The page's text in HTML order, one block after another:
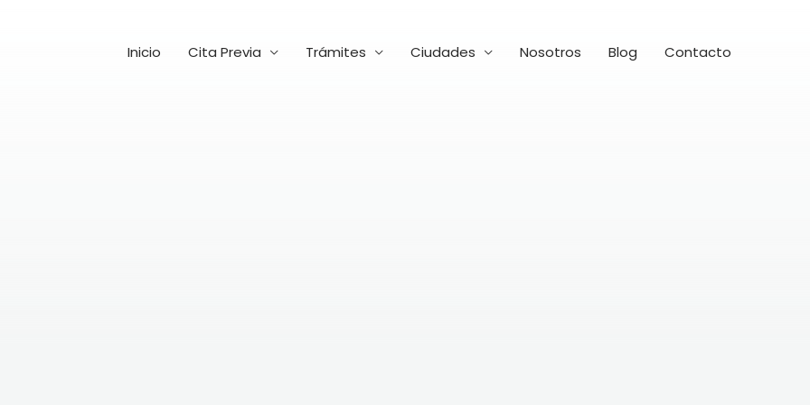
Inicio Cita Previa Trámites Ciudades Nosotros Blog Contacto